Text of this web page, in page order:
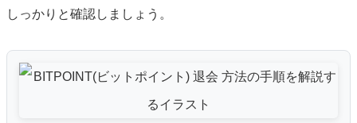
しっかりと確認しましょう。